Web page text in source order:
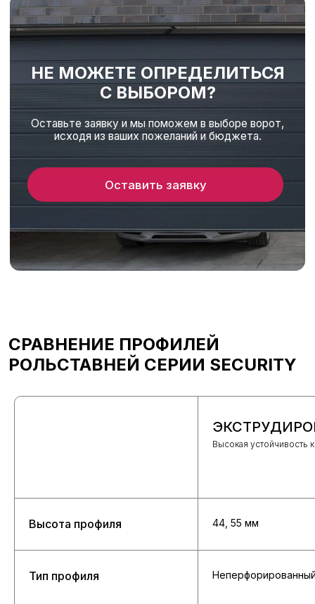
СРАВНЕНИЕ ПРОФИЛЕЙ
РОЛЬСТАВНЕЙ СЕРИИ SECURITY
Высокая устойчивость
Высота профиля 44, 55 мм
Тип профиля